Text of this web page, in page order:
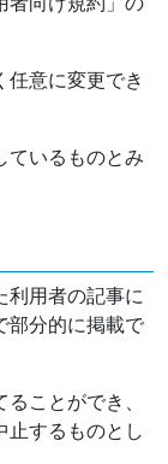
任意に変更でき
ているものとみ
利用者の記事に
部分的に掲載で
ことができ、
止するものとし